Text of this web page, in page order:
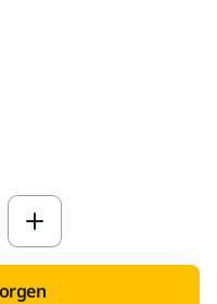
Moms 25